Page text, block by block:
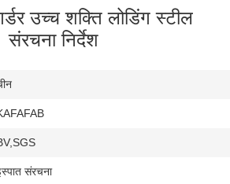
उच्च शक्ति लोडिंग स्टील
संरचना निर्देश
संरचना